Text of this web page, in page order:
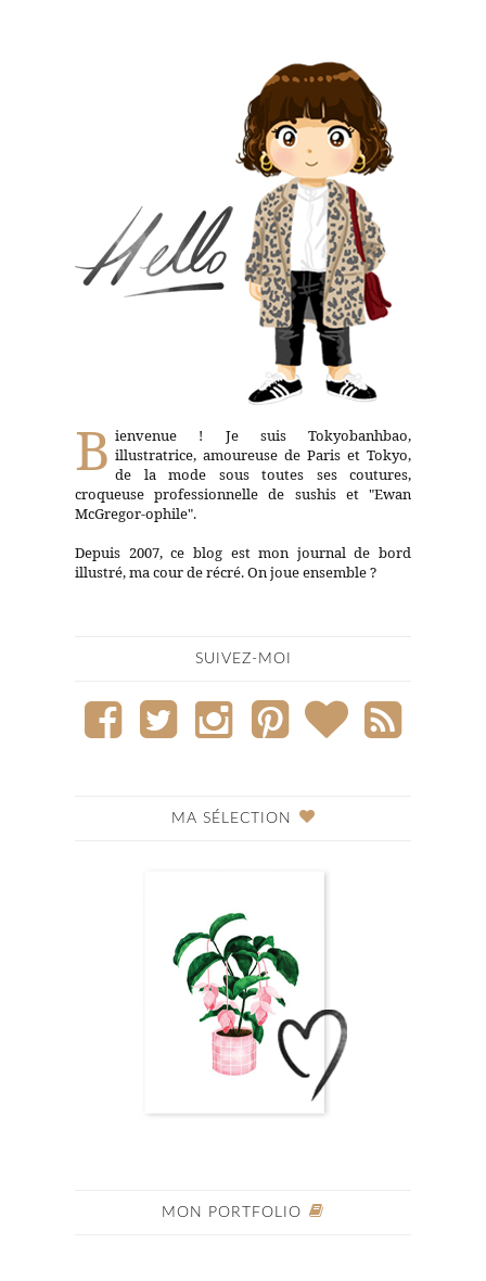
B ienvenue ! Je suis Tokyobanhbao,
illustratrice, amoureuse de Paris et Tokyo,
de la mode sous toutes ses coutures,
croqueuse professionnelle de sushis et "Ewan
McGregor-ophile".
Depuis 2007, ce blog est mon journal de bord
illustré, ma cour de récré. On joue ensemble ?
SUIVEZ-MOI
MA SÉLECTION
MON PORTFOLIO